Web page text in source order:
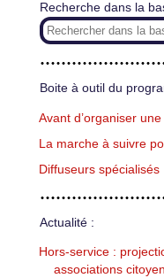
Recherche dans la
Boite à outil du
Avant d’organiser
La marche à suivre
Diffuseurs spécialisés
Actualité :
Hors-service :
associations